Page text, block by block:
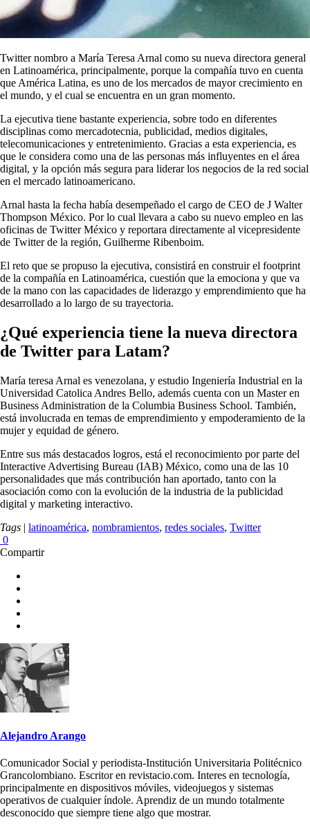
Twitter nombro a María Teresa Arnal como su nueva directora general
en Latinoamérica, principalmente, porque la compañía tuvo en cuenta
que América Latina, es uno de los mercados de mayor crecimiento en
el mundo, y el cual se encuentra en un gran momento.
La ejecutiva tiene bastante experiencia, sobre todo en diferentes
disciplinas como mercadotecnia, publicidad, medios digitales,
telecomunicaciones y entretenimiento. Gracias a esta experiencia, es
que le considera como una de las personas más influyentes en el área
digital, y la opción más segura para liderar los negocios de la red social
en el mercado latinoamericano.
Arnal hasta la fecha había desempeñado el cargo de CEO de J Walter
Thompson México. Por lo cual llevara a cabo su nuevo empleo en las
oficinas de Twitter México y reportara directamente al vicepresidente
de Twitter de la región, Guilherme Ribenboim.
El reto que se propuso la ejecutiva, consistirá en construir el footprint
de la compañía en Latinoamérica, cuestión que la emociona y que va
de la mano con las capacidades de liderazgo y emprendimiento que ha
desarrollado a lo largo de su trayectoria.
¿Qué experiencia tiene la nueva directora
de Twitter para Latam?
María teresa Arnal es venezolana, y estudio Ingeniería Industrial en la
Universidad Catolica Andres Bello, además cuenta con un Master en
Business Administration de la Columbia Business School. También,
está involucrada en temas de emprendimiento y empoderamiento de la
mujer y equidad de género.
Entre sus más destacados logros, está el reconocimiento por parte del
Interactive Advertising Bureau (IAB) México, como una de las 10
personalidades que más contribución han aportado, tanto con la
asociación como con la evolución de la industria de la publicidad
digital y marketing interactivo.
Tags | latinoamérica, nombramientos, redes sociales, Twitter
0
Compartir
Alejandro Arango
Comunicador Social y periodista-Institución Universitaria Politécnico
Grancolombiano. Escritor en revistacio.com. Interes en tecnología,
principalmente en dispositivos móviles, videojuegos y sistemas
operativos de cualquier índole. Aprendiz de un mundo totalmente
desconocido que siempre tiene algo que mostrar.